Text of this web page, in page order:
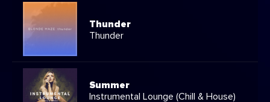
Thunder
Thunder
Summer
Instrumental Lounge (Chill & House)